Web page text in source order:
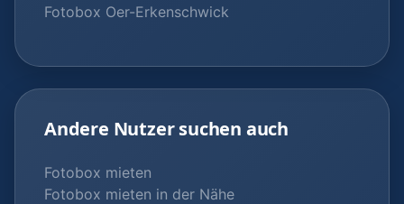
Fotobox Oer-Erkenschwick
Andere Nutzer suchen auch
Fotobox mieten
Fotobox mieten in der Nähe